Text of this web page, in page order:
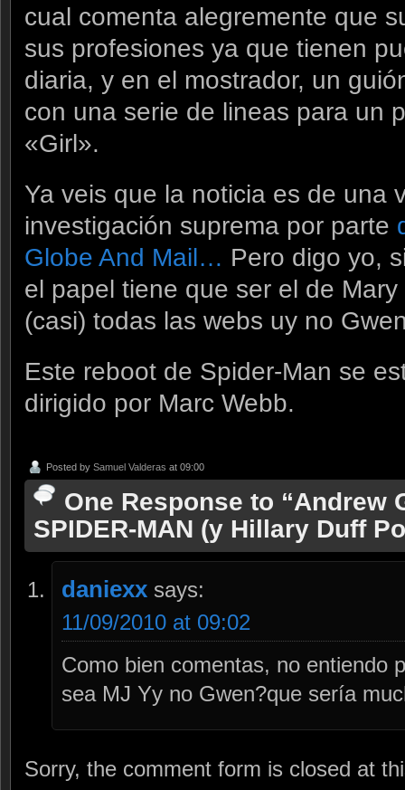
cual comenta alegremente que
sus profesiones ya que tienen
diaria, y en el mostrador, un
con una serie de lineas para un
«Girl».
Ya veis que la noticia es de una
investigación suprema por parte
Globe And Mail… Pero digo yo,
el papel tiene que ser el de
(casi) todas las webs uy no
Este reboot de Spider-Man se
dirigido por Marc Webb.
Posted by Samuel Valderas at 09:00
One Response to “Andrew
SPIDER-MAN (y Hillary Duff
daniexx says:
11/09/2010 at 09:02
Como bien comentas, no entiendo
sea MJ Yy no Gwen?que sería
Sorry, the comment form is closed at